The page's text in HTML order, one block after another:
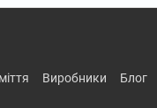
виробники блог